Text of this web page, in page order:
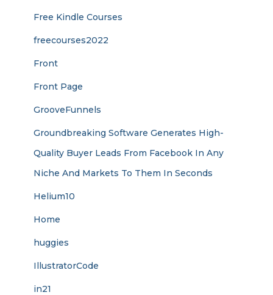
Free Kindle Courses
freecourses2022
Front
Front Page
GrooveFunnels
Groundbreaking Software Generates High-
Quality Buyer Leads From Facebook In Any
Niche And Markets To Them In Seconds
Helium10
Home
huggies
IllustratorCode
in21